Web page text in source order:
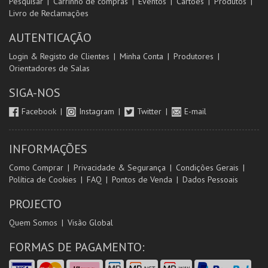
Livro de Reclamações
AUTENTICAÇÃO
Login & Registo de Clientes Minha Conta
Produtores
Orientadores de Salas
SIGA-NOS
Facebook Instagram Twitter E-mail
INFORMAÇÕES
Como Comprar Privacidade & Segurança
Condições Gerais
Política de Cookies
FAQ Pontos de Venda Dados Pessoais
PROJECTO
Quem Somos Visão Global
FORMAS DE PAGAMENTO: